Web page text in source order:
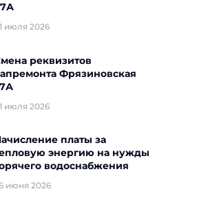
июля 2026
реквизитов
Фрязиновская
июля 2026
платы за
энергию на нужды
водоснабжения
июня 2026